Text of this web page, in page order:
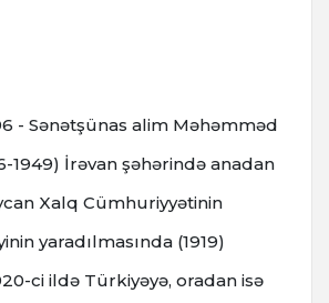
- Sənətşünas alim Məhəmməd
1949) İrəvan şəhərində anadan
Xalq Cümhuriyyətinin
yaradılmasında (1919)
ci ildə Türkiyəyə, oradan isə